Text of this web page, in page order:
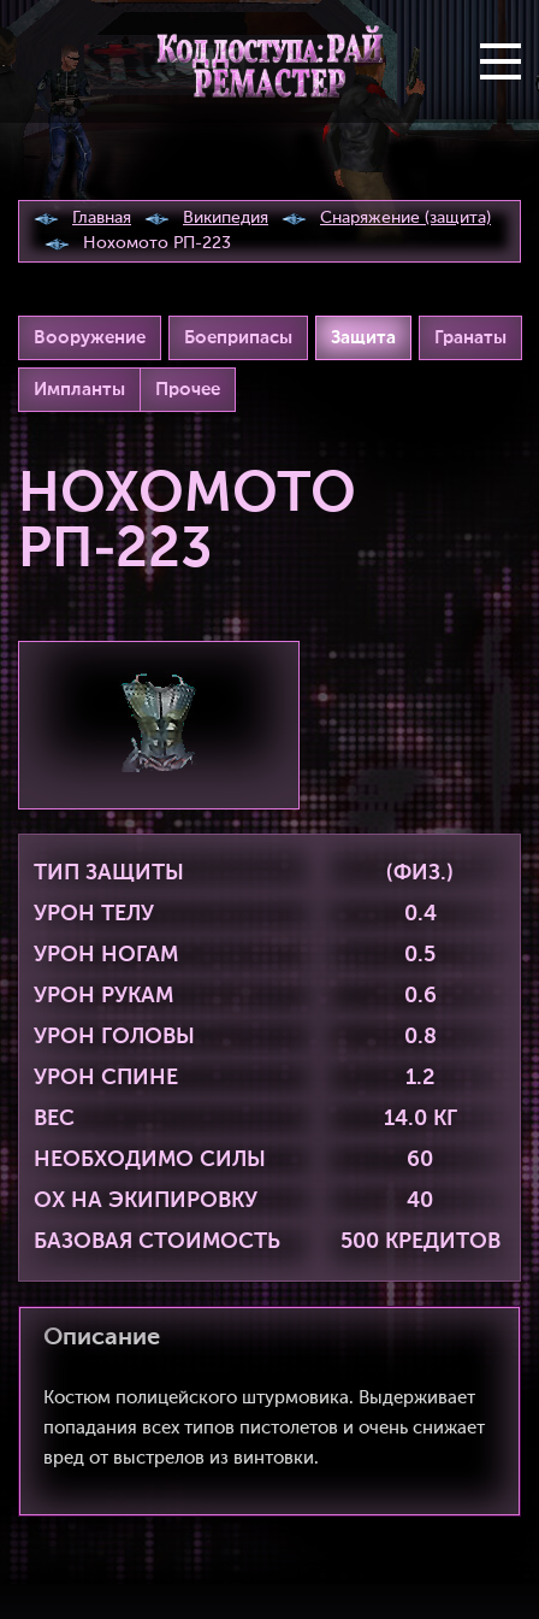
Главная Википедия
Снаряжение (защита)
Нохомото РП-223
Вооружение Боеприпасы Защита Гранаты
Импланты Прочее
НОХОМОТО
РП-223
ТИП ЗАЩИТЫ
(ФИЗ.)
УРОН ТЕЛУ
0.4
УРОН НОГАМ
0.5
УРОН РУКАМ
0.6
УРОН ГОЛОВЫ
0.8
УРОН СПИНЕ
1.2
ВЕС
14.0 КГ
НЕОБХОДИМО СИЛЫ
60
ОХ НА ЭКИПИРОВКУ
40
БАЗОВАЯ СТОИМОСТЬ
500 КРЕДИТОВ
Описание
Костюм полицейского штурмовика. Выдерживает
попадания всех типов пистолетов и очень снижает
вред от выстрелов из винтовки.